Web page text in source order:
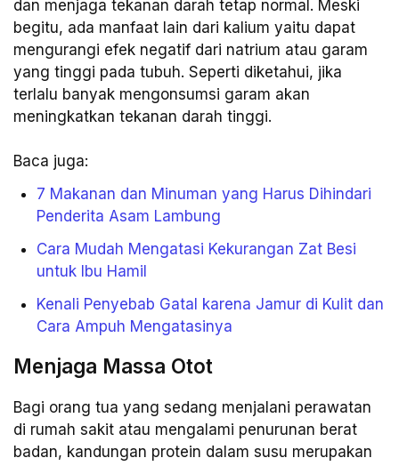
dan menjaga tekanan darah tetap normal. Meski
begitu, ada manfaat lain dari kalium yaitu dapat
mengurangi efek negatif dari natrium atau garam
yang tinggi pada tubuh. Seperti diketahui, jika
terlalu banyak mengonsumsi garam akan
meningkatkan tekanan darah tinggi.
Baca juga:
7 Makanan dan Minuman yang Harus Dihindari
Penderita Asam Lambung
Cara Mudah Mengatasi Kekurangan Zat Besi
untuk Ibu Hamil
Kenali Penyebab Gatal karena Jamur di Kulit dan
Cara Ampuh Mengatasinya
Menjaga Massa Otot
Bagi orang tua yang sedang menjalani perawatan
di rumah sakit atau mengalami penurunan berat
badan, kandungan protein dalam susu merupakan